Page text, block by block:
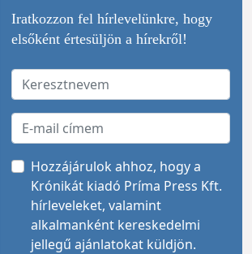
Iratkozzon fel hírlevelünkre, hogy
elsőként értesüljön a hírekről!
Hozzájárulok ahhoz, hogy a
Krónikát kiadó Príma Press Kft.
hírleveleket, valamint
alkalmanként kereskedelmi
jellegű ajánlatokat küldjön.